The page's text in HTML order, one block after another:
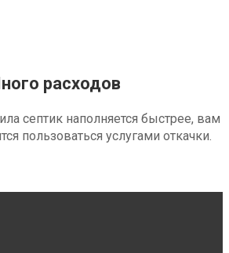
расходов
септик наполняется быстрее, вам
пользоваться услугами откачки.